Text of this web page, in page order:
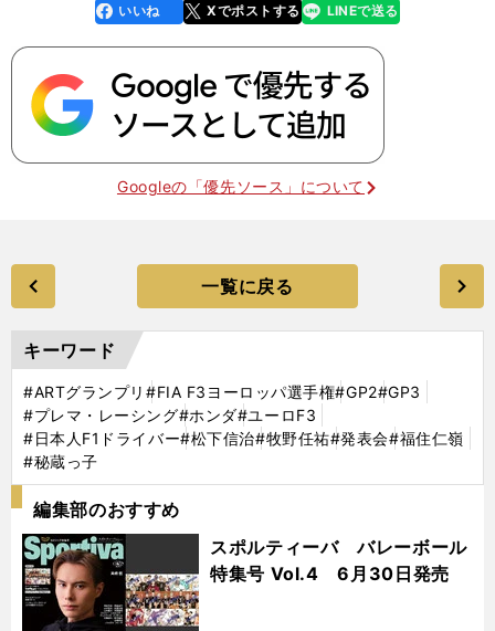
faceboo
k
いいね Xでポストする
line LINEで送る
Googleの「優先ソース」について
一覧に戻る
キーワード
#ARTグランプリ#FIA F3ヨーロッパ選手権#GP2#GP3
#プレマ・レーシング#ホンダ#ユーロF3
#日本人F1ドライバー#松下信治#牧野任祐#発表会#福住仁嶺
#秘蔵っ子
編集部のおすすめ
スポルティーバ バレーボール
特集号 Vol.4 6月30日発売